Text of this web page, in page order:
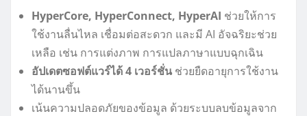
HyperCore, HyperConnect, HyperAI ช่วยให้การ
ใช้งานลื่นไหล เชื่อมต่อสะดวก และมี AI อัจฉริยะช่วย
เหลือ เช่น การแต่งภาพ การแปลภาษาแบบฉุกเฉิน
อัปเดตซอฟต์แวร์ได้ 4 เวอร์ชั่น ช่วยยืดอายุการใช้งาน
ได้นานขึ้น
เน้นความปลอดภัยของข้อมูล ด้วยระบบลบข้อมูลจาก